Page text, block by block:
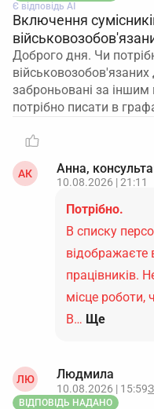
Є відповідь АІ
Включення
Доброго дня. Чи
військовозобов'язаних
заброньовані за
потрібно писати в
АК Анна,
10.08.2026 | 21:11
Потрібно.
В списку
відображаєте
працівників.
місце роботи,
В… Ще
ЛЮ Людмила
10.08.2026 | 15:59
ВІДПОВІДЬ НАДАНО